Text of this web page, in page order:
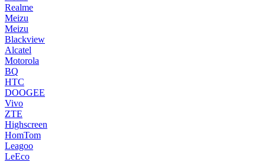
Realme
Meizu
Meizu
Blackview
Alcatel
Motorola
BQ
HTC
DOOGEE
Vivo
ZTE
Highscreen
HomTom
Leagoo
LeEco